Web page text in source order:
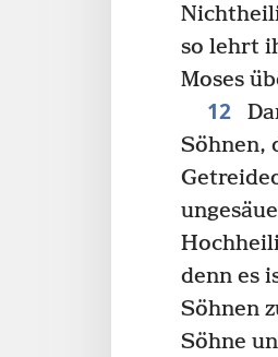
so lehrt
Moses
12
Söhnen,
denn es
Söhnen
Söhne